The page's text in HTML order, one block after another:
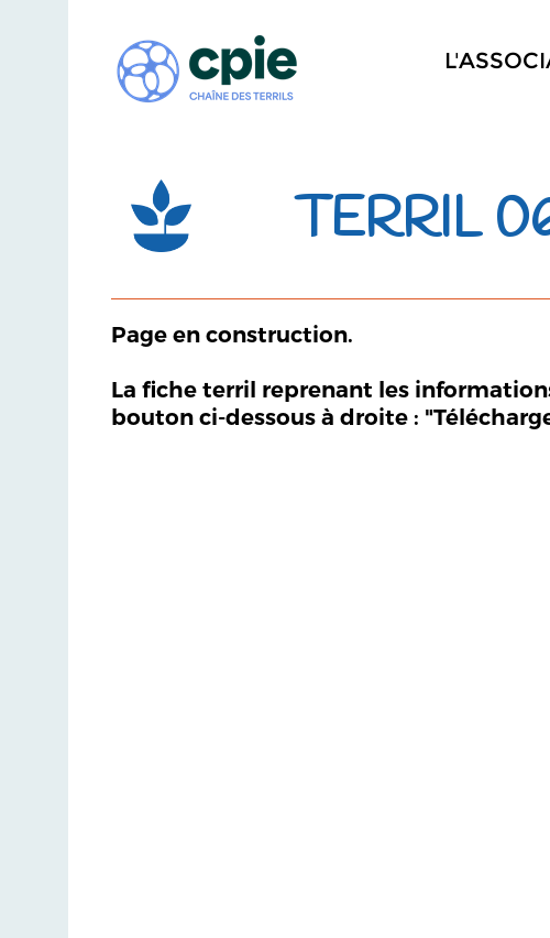
TERRIL
Page en construction.
La fiche terril reprenant les
bouton ci-dessous à droite :